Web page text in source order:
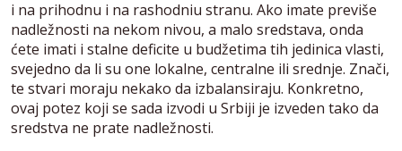
i na prihodnu i na rashodniu stranu. Ako imate previše
nadležnosti na nekom nivou, a malo sredstava, onda
ćete imati i stalne deficite u budžetima tih jedinica vlasti,
svejedno da li su one lokalne, centralne ili srednje. Znači,
te stvari moraju nekako da izbalansiraju. Konkretno,
ovaj potez koji se sada izvodi u Srbiji je izveden tako da
sredstva ne prate nadležnosti.